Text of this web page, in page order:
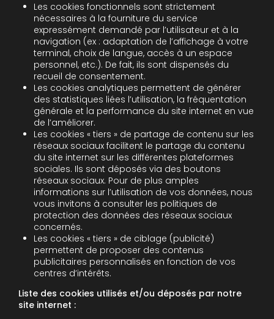
Les cookies fonctionnels sont strictement
nécessaires à la fourniture du service
expressément demandé par l’utilisateur et à la
navigation (ex : adaptation de l’affichage à votre
terminal, choix de langue, accès à un espace
personnel, etc.). De fait, ils sont dispensés du
recueil de consentement.
Les cookies analytiques permettent de générer
des statistiques liées l’utilisation, la fréquentation
générale et la performance du site internet en vue
de l’améliorer.
Les cookies « tiers » de partage de contenu sur les
réseaux sociaux facilitent le partage du contenu
du site internet sur les différentes plateformes
sociales. Ils sont déposés via des boutons
réseaux sociaux. Pour de plus amples
informations sur l’utilisation de vos données, nous
vous invitons à consulter les politiques de
protection des données des réseaux sociaux
concernés.
Les cookies « tiers » de ciblage (publicité)
permettent de proposer des contenus
publicitaires personnalisés en fonction de vos
centres d’intérêts.
Liste des cookies utilisés et/ou déposés par notre
site internet :